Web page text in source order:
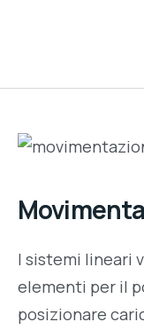
I sistemi lineari
elementi per il
posizionare